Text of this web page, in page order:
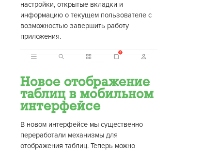
настройки, открытые вкладки и
информацию о текущем пользователе с
возможностью завершить работу
приложения.
Новое отображение
таблиц в мобильном
интерфейсе
В новом интерфейсе мы существенно
переработали механизмы для
отображения таблиц. Теперь можно